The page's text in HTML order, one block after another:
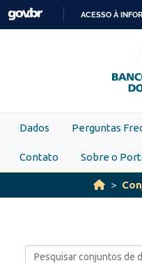
Skip to main content
ACESSO À
Dados Perguntas
Contato Sobre o